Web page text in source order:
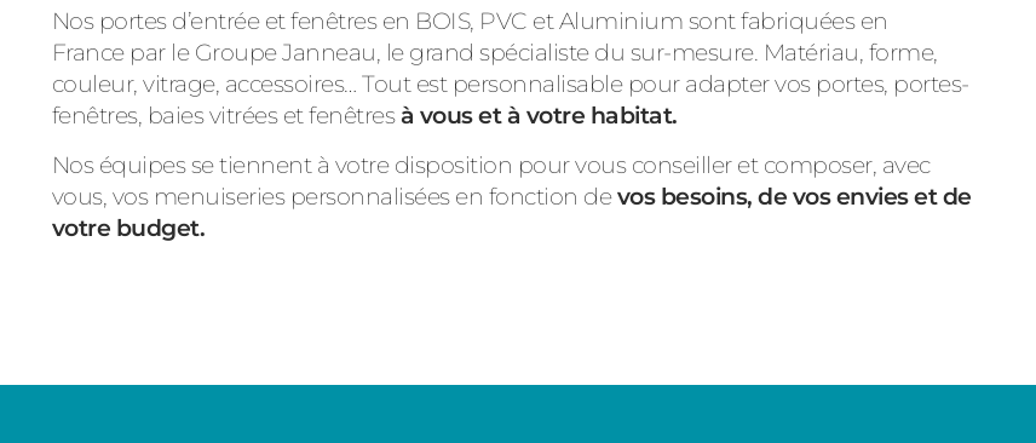
Nos portes d’entrée et fenêtres en BOIS, PVC et Aluminium sont fabriquées en
France par le Groupe Janneau, le grand spécialiste du sur-mesure. Matériau, forme,
couleur, vitrage, accessoires… Tout est personnalisable pour adapter vos portes, portes-
fenêtres, baies vitrées et fenêtresà vous et à votre habitat.
Nos équipes se tiennent à votre disposition pour vous conseiller et composer, avec
vous, vos menuiseries personnalisées en fonction devos besoins, de vos envies et de
votre budget.